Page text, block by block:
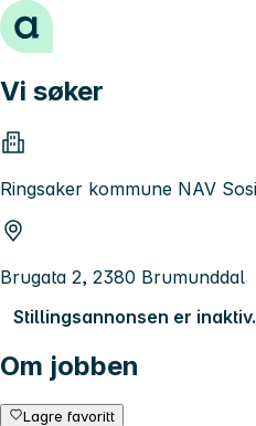
Hopp til innhold
Vi søker
Ringsaker kommune NAV
Brugata 2, 2380 Brumunddal
Stillingsannonsen er inaktiv.
Om jobben
Lagre favoritt